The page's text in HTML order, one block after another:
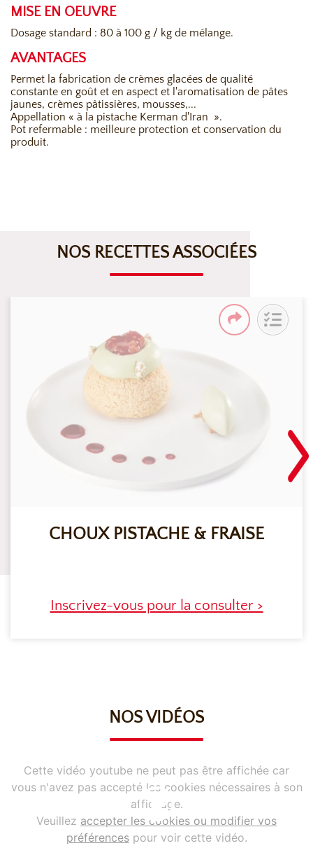
MISE EN OEUVRE
Dosage standard : 80 à 100 g / kg de mélange.
AVANTAGES
Permet la fabrication de crèmes glacées de qualité
constante en goût et en aspect et l'aromatisation de pâtes
jaunes, crèmes pâtissières, mousses,...
Appellation « à la pistache Kerman d'Iran ».
Pot refermable : meilleure protection et conservation du
produit.
NOS RECETTES ASSOCIÉES
CHOUX PISTACHE & FRAISE
Inscrivez-vous pour la consulter >
NOS VIDÉOS
Cette vidéo youtube ne peut pas être affichée car
vous n'avez pas accepté les cookies nécessaires à son
affichage.
Veuillez accepter les cookies ou modifier vos
préférencespour voir cette vidéo.